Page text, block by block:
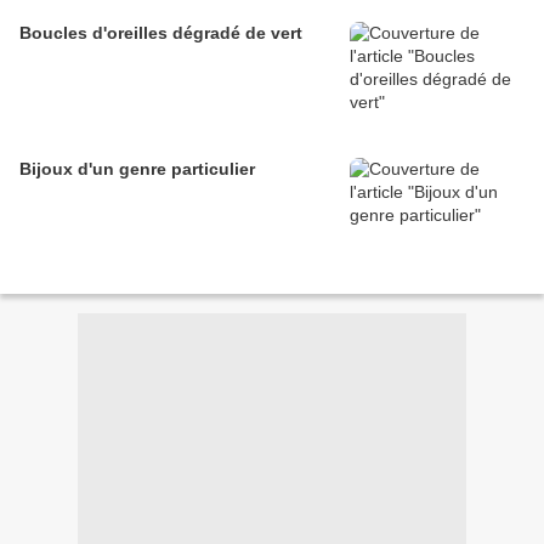
Boucles d'oreilles dégradé de vert
Bijoux d'un genre particulier